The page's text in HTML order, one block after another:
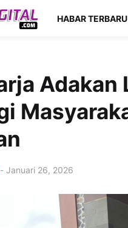
HABAR TERBARU
- Januari 26, 2026